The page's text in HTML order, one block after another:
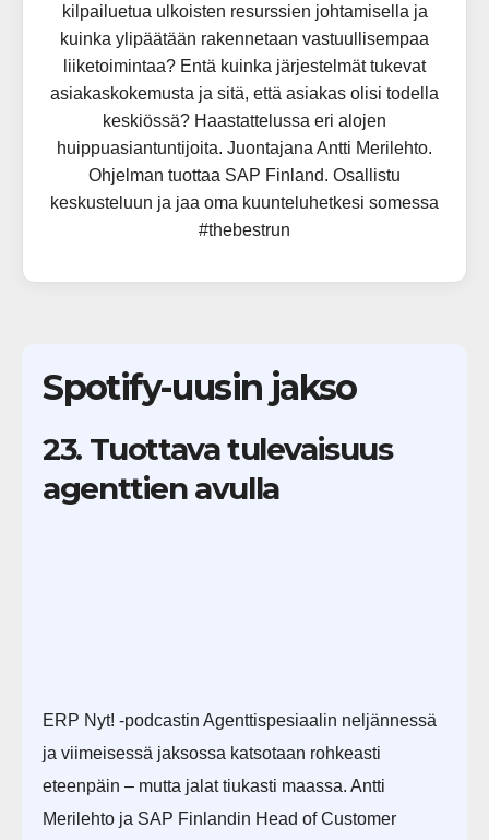
kilpailuetua ulkoisten resurssien johtamisella ja
kuinka ylipäätään rakennetaan vastuullisempaa
liiketoimintaa? Entä kuinka järjestelmät tukevat
asiakaskokemusta ja sitä, että asiakas olisi todella
keskiössä? Haastattelussa eri alojen
huippuasiantuntijoita. Juontajana Antti Merilehto.
Ohjelman tuottaa SAP Finland. Osallistu
keskusteluun ja jaa oma kuunteluhetkesi somessa
#thebestrun
Spotify-uusin jakso
23. Tuottava tulevaisuus
agenttien avulla
ERP Nyt! -podcastin Agenttispesiaalin neljännessä
ja viimeisessä jaksossa katsotaan rohkeasti
eteenpäin – mutta jalat tiukasti maassa. Antti
Merilehto ja SAP Finlandin Head of Customer